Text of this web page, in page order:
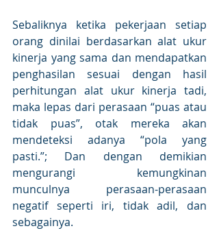
Sebaliknya ketika pekerjaan setiap
orang dinilai berdasarkan alat ukur
kinerja yang sama dan mendapatkan
penghasilan sesuai dengan hasil
perhitungan alat ukur kinerja tadi,
maka lepas dari perasaan “puas atau
tidak puas”, otak mereka akan
mendeteksi adanya “pola yang
pasti.”; Dan dengan demikian
mengurangi kemungkinan
munculnya perasaan-perasaan
negatif seperti iri, tidak adil, dan
sebagainya.